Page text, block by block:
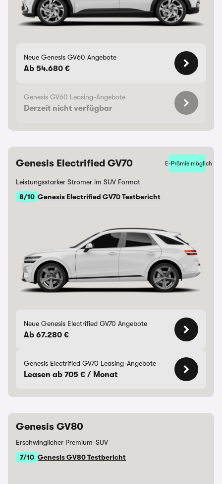
Neue Genesis GV60 Angebote
Ab 54.680 €
Genesis GV60 Leasing-Angebote
Derzeit nicht verfügbar
Genesis Electrified GV70 E-Prämie möglich
Leistungsstarker Stromer im SUV Format
8/10 Genesis Electrified GV70 Testbericht
Neue Genesis Electrified GV70 Angebote
Ab 67.280 €
Genesis Electrified GV70 Leasing-Angebote
Leasen ab 705 € / Monat
Genesis GV80
Erschwinglicher Premium-SUV
7/10 Genesis GV80 Testbericht